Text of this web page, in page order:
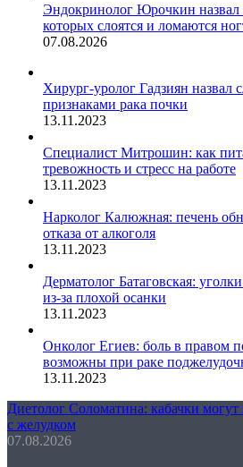
Эндокринолог Юрочкин назвал
которых слоятся и ломаются
07.08.2026
Хирург-уролог Гадзиян назвал
признаками рака почки
13.11.2023
Специалист Митрошин: как
тревожность и стресс на работе
13.11.2023
Нарколог Калюжная: печень
отказа от алкоголя
13.11.2023
Дерматолог Батаговская:
из-за плохой осанки
13.11.2023
Онколог Егиев: боль в правом
возможны при раке
13.11.2023
Диетолог Соломатина: кабачки
с желудком
07.08.2026